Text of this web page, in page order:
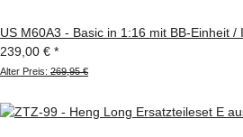
US M60A3 - Basic in 1:16 mit BB-Einheit /
239,00 € *
Alter Preis: 269,95 €